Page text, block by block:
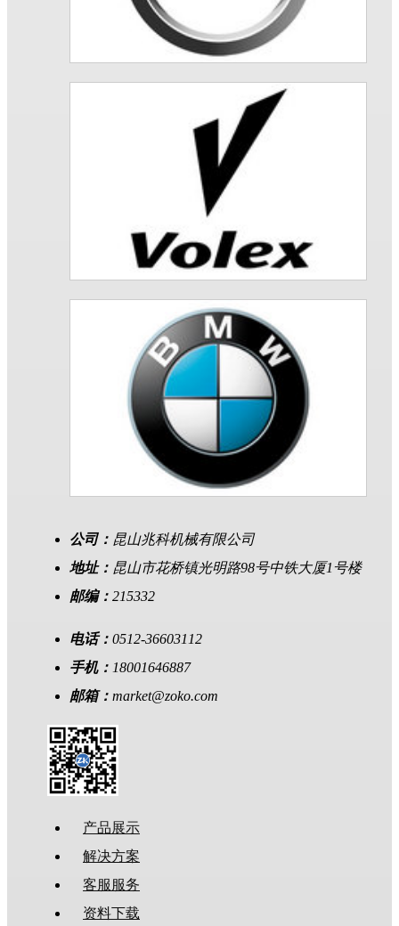
公司： 昆山兆科机械有限公司
地址： 昆山市花桥镇光明路98号中铁大厦1号楼
邮编： 215332
电话： 0512-36603112
手机： 18001646887
邮箱： market@zoko.com
产品展示
解决方案
客服服务
资料下载